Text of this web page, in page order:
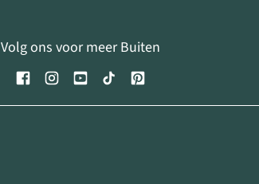
Volg ons voor meer Buiten